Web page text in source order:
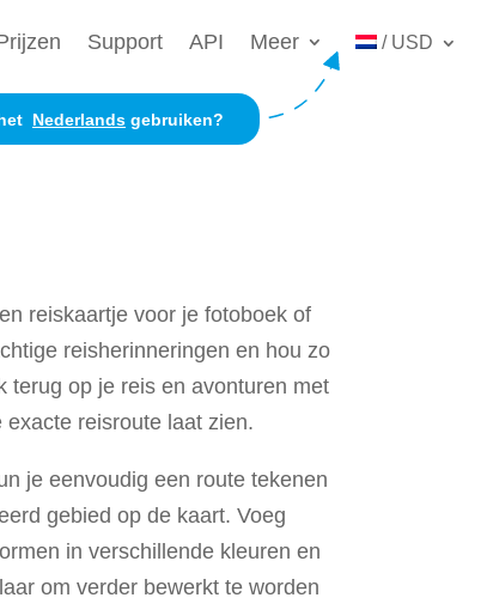
Support API Meer / USD
reiskaartje voor je fotoboek of
reisherinneringen en hou zo
terug op je reis en avonturen met
reisroute laat zien.
je eenvoudig een route tekenen
gebied op de kaart. Voeg
in verschillende kleuren en
om verder bewerkt te worden
Nederlands gebruiken?